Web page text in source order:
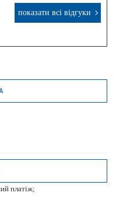
показати всі відгуки
платіж;